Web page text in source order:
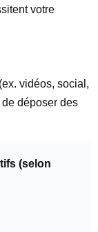
votre
vidéos, social,
déposer des
(selon